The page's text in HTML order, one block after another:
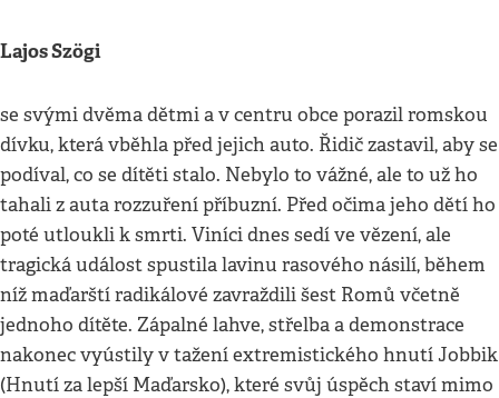
Lajos Szögi
se svými dvěma dětmi a v centru obce porazil romskou
dívku, která vběhla před jejich auto. Řidič zastavil, aby se
podíval, co se dítěti stalo. Nebylo to vážné, ale to už ho
tahali z auta rozzuření příbuzní. Před očima jeho dětí ho
poté utloukli k smrti. Viníci dnes sedí ve vězení, ale
tragická událost spustila lavinu rasového násilí, během
níž maďarští radikálové zavraždili šest Romů včetně
jednoho dítěte. Zápalné lahve, střelba a demonstrace
nakonec vyústily v tažení extremistického hnutí Jobbik
(Hnutí za lepší Maďarsko), které svůj úspěch staví mimo